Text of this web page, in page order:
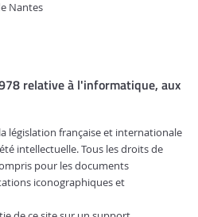
Nantes
relative à l'informatique, aux
législation française et internationale
intellectuelle. Tous les droits de
pour les documents
iconographiques et